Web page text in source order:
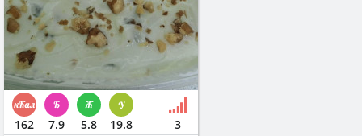
162 7.9 5.8 19.8 3